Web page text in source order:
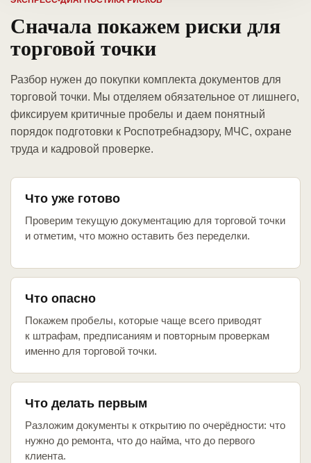
Сначала покажем риски для
торговой точки
Разбор нужен до покупки комплекта документов для
торговой точки. Мы отделяем обязательное от лишнего,
фиксируем критичные пробелы и даем понятный
порядок подготовки к Роспотребнадзору, МЧС, охране
труда и кадровой проверке.
Что уже готово
Проверим текущую документацию для торговой точки
и отметим, что можно оставить без переделки.
Что опасно
Покажем пробелы, которые чаще всего приводят
к штрафам, предписаниям и повторным проверкам
именно для торговой точки.
Что делать первым
Разложим документы к открытию по очерёдности: что
нужно до ремонта, что до найма, что до первого
клиента.